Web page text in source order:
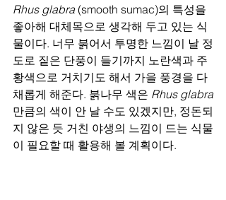
Rhus glabra (smooth sumac)의 특성을
좋아해 대체목으로 생각해 두고 있는 식
물이다. 너무 붉어서 투명한 느낌이 날 정
도로 짙은 단풍이 들기까지 노란색과 주
황색으로 거치기도 해서 가을 풍경을 다
채롭게 해준다. 붉나무 색은 Rhus glabra
만큼의 색이 안 날 수도 있겠지만, 정돈되
지 않은 듯 거친 야생의 느낌이 드는 식물
이 필요할 때 활용해 볼 계획이다.